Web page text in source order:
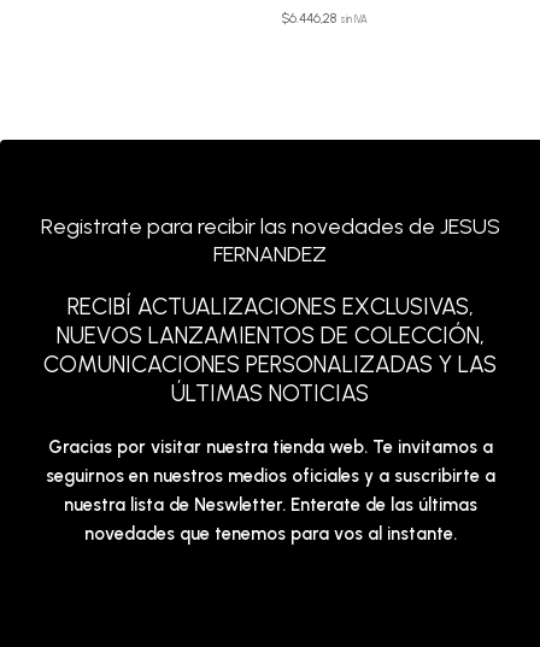
$6.446,28 sin IVA
Registrate para recibir las novedades de JESUS
FERNANDEZ
RECIBÍ ACTUALIZACIONES EXCLUSIVAS,
NUEVOS LANZAMIENTOS DE COLECCIÓN,
COMUNICACIONES PERSONALIZADAS Y LAS
ÚLTIMAS NOTICIAS
Gracias por visitar nuestra tienda web. Te invitamos a
seguirnos en nuestros medios oficiales y a suscribirte a
nuestra lista de Neswletter. Enterate de las últimas
novedades que tenemos para vos al instante.